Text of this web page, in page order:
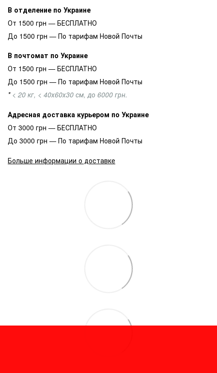
В отделение по Украине
От 1500 грн — БЕСПЛАТНО
До 1500 грн — По тарифам Новой Почты
В почтомат по Украине
От 1500 грн — БЕСПЛАТНО
До 1500 грн — По тарифам Новой Почты
* < 20 кг, < 40х60х30 см, до 6000 грн.
Адресная доставка курьером по Украине
От 3000 грн — БЕСПЛАТНО
До 3000 грн — По тарифам Новой Почты
Больше информации о доставке